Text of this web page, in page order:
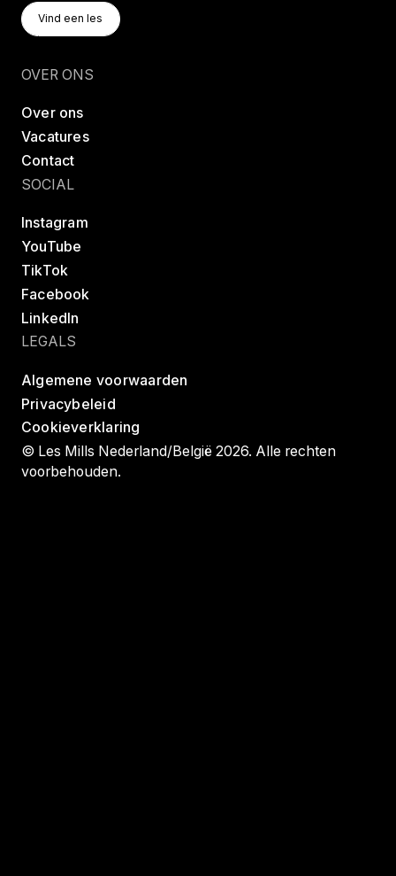
Vind Een Les
Vind een les
OVER ONS
Over ons
Vacatures
Contact
SOCIAL
Instagram
YouTube
TikTok
Facebook
LinkedIn
LEGALS
Algemene voorwaarden
Privacybeleid
Cookieverklaring
© Les Mills Nederland/België 2026. Alle rechten
voorbehouden.